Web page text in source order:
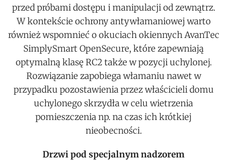
przed próbami dostępu i manipulacji od zewnątrz.
W kontekście ochrony antywłamaniowej warto
również wspomnieć o okuciach okiennych AvanTec
SimplySmart OpenSecure, które zapewniają
optymalną klasę RC2 także w pozycji uchylonej.
Rozwiązanie zapobiega włamaniu nawet w
przypadku pozostawienia przez właścicieli domu
uchylonego skrzydła w celu wietrzenia
pomieszczenia np. na czas ich krótkiej
nieobecności.
Drzwi pod specjalnym nadzorem